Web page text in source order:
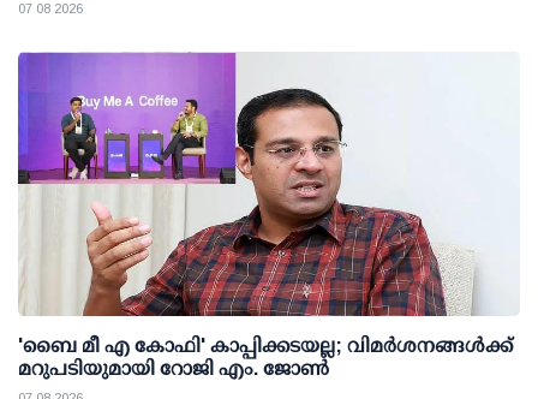
07 08 2026
'ബൈ മീ എ കോഫി' കാപ്പിക്കടയല്ല; വിമര്‍ശനങ്ങള്‍ക്ക്
മറുപടിയുമായി റോജി എം. ജോണ്‍